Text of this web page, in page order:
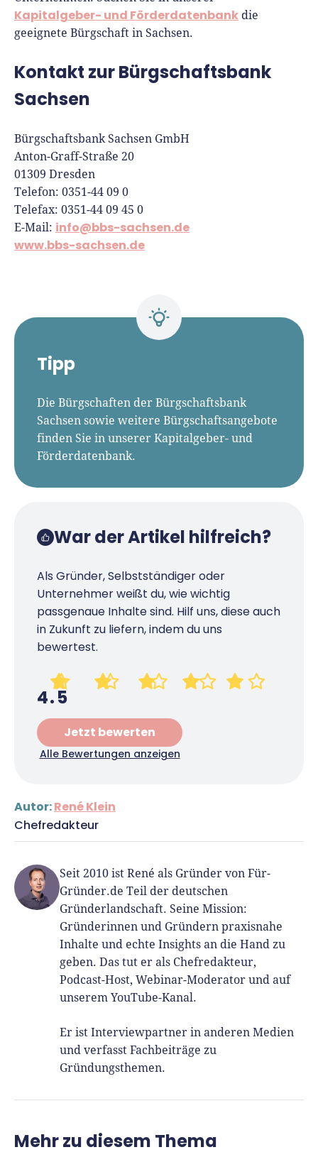
Kapitalgeber- und Förderdatenbank die
geeignete Bürgschaft in Sachsen.
Kontakt zur Bürgschaftsbank
Sachsen
Bürgschaftsbank Sachsen GmbH
Anton-Graff-Straße 20
01309 Dresden
Telefon: 0351-44 09 0
Telefax: 0351-44 09 45 0
E-Mail: info@bbs-sachsen.de
www.bbs-sachsen.de
Tipp
Die Bürgschaften der Bürgschaftsbank
Sachsen sowie weitere Bürgschaftsangebote
finden Sie in unserer Kapitalgeber- und
Förderdatenbank.
War der Artikel hilfreich?
Als Gründer, Selbstständiger oder
Unternehmer weißt du, wie wichtig
passgenaue Inhalte sind. Hilf uns, diese auch
in Zukunft zu liefern, indem du uns
bewertest.
4.5
Jetzt bewerten
Alle Bewertungen anzeigen
Autor:René Klein
Chefredakteur
Seit 2010 ist René als Gründer von Für-
Gründer.de Teil der deutschen
Gründerlandschaft. Seine Mission:
Gründerinnen und Gründern praxisnahe
Inhalte und echte Insights an die Hand zu
geben. Das tut er als Chefredakteur,
Podcast-Host, Webinar-Moderator und auf
unserem YouTube-Kanal.
Er ist Interviewpartner in anderen Medien
und verfasst Fachbeiträge zu
Gründungsthemen.
Mehr zu diesem Thema